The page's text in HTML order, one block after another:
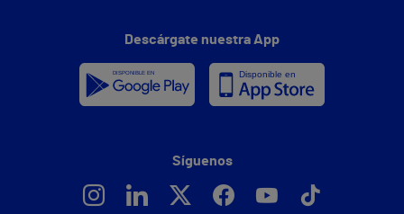
Descárgate nuestra App
Síguenos